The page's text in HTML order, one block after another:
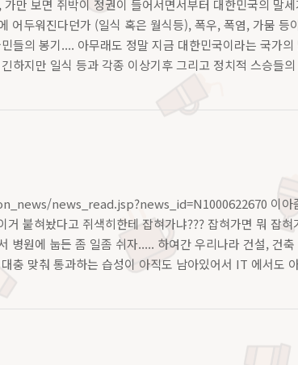
만 보면 쥐박이 정권이 들어서면서부터 대한민국의 말
어두워진다던가 (일식 혹은 월식등), 폭우, 폭염, 가뭄
들의 봉기.... 아무래도 정말 지금 대한민국이라는 국가
하지만 일식 등과 각종 이상기후 그리고 정치적 스승들
news_read.jsp?news_id=N1000622670 이아줌
거 붙혀놨다고 쥐색히한테 잡혀가냐??? 잡혀가면 뭐 잡
병원에 눕든 좀 일좀 쉬자..... 하여간 우리나라 건설, 건
충 맞춰 통과하는 습성이 아직도 남아있어서 IT 에서도